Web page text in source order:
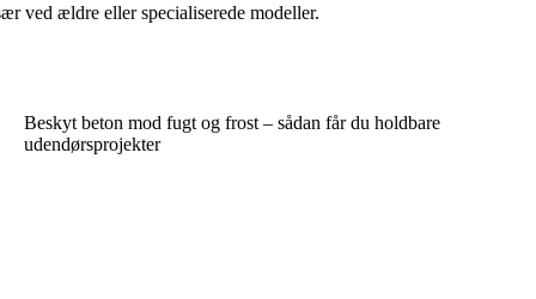
ved ældre eller specialiserede modeller.
Beskyt beton mod fugt og frost – sådan får du holdbare
udendørsprojekter